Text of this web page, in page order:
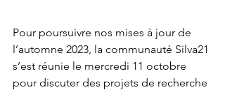
Pour poursuivre nos mises à jour de
l’automne 2023, la communauté Silva21
s’est réunie le mercredi 11 octobre
pour discuter des projets de recherche